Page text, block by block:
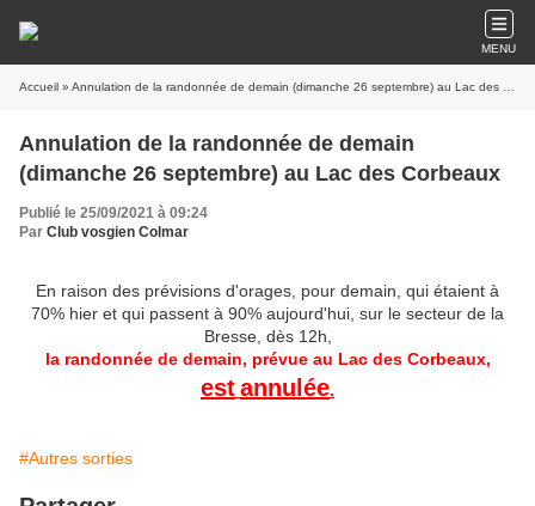
MENU
Accueil » Annulation de la randonnée de demain (dimanche 26 septembre) au Lac des Corbeaux
Annulation de la randonnée de demain
(dimanche 26 septembre) au Lac des Corbeaux
Publié le 25/09/2021 à 09:24
Par Club vosgien Colmar
En raison des prévisions d'orages, pour demain, qui étaient à
70% hier et qui passent à 90% aujourd'hui, sur le secteur de la
Bresse, dès 12h,
la randonnée de demain, prévue au Lac des Corbeaux,
estannulée.
#Autres sorties